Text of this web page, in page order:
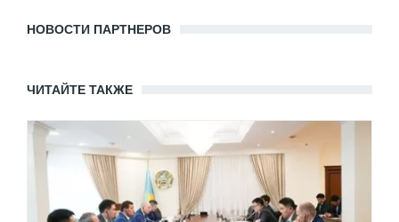
НОВОСТИ ПАРТНЕРОВ
ЧИТАЙТЕ ТАКЖЕ